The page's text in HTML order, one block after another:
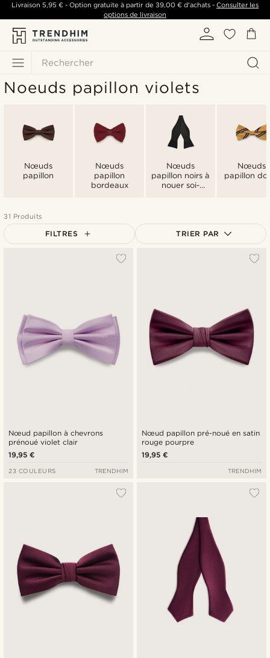
Rechercher
Livraison 5,95 €- Option gratuite à partir de 39,00 €d'achats -Consulter les
options de livraison
Noeuds papillon violets
Nœuds
papillon
Nœuds
papillon
bordeaux
Nœuds
papillon noirs à
nouer soi-
Nœuds
papillon
31 Produits
FILTRES TRIER PAR
Prix décroissant
Nœud papillon à chevrons
prénoué violet clair
19,95 €
23 COULEURS TRENDHIM
Nœud papillon pré-noué en satin
rouge pourpre
19,95 €
TRENDHIM